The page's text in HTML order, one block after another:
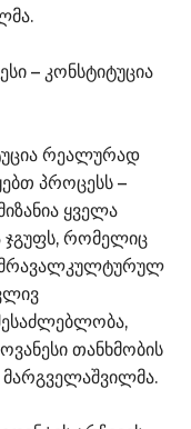
– კონსტიტუცია
რეალურად
პროცესს –
ყველა
ჯგუფს, რომელიც
მრავალკულტურულ
თანხმობის
მარგველაშვილმა.